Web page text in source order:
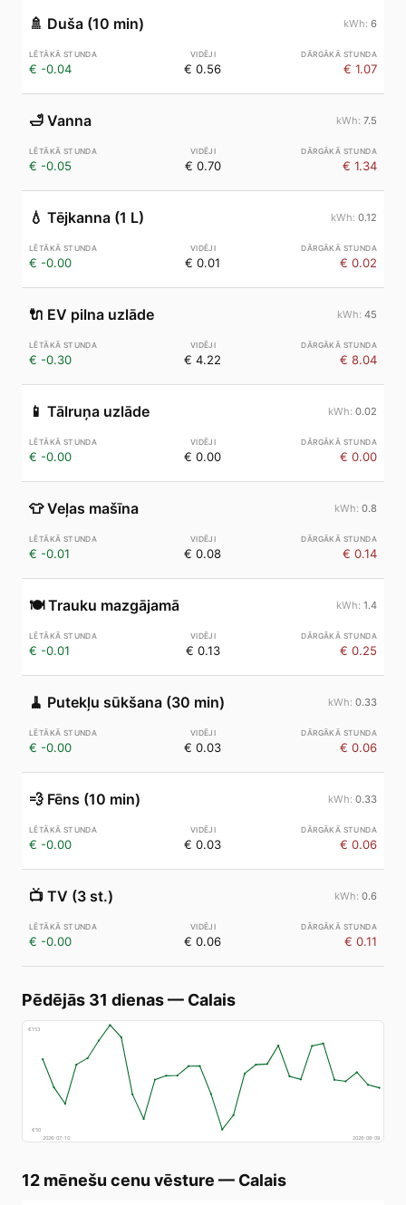
🚿 Duša (10 min) 6
€ -0.04 € 0.56 € 1.07
🛁 Vanna 7.5
€ -0.05 € 0.70 € 1.34
💧 Tējkanna (1 L) 0.12
€ -0.00 € 0.01 € 0.02
🔌 EV pilna uzlāde 45
€ -0.30 € 4.22 € 8.04
📱 Tālruņa uzlāde 0.02
€ -0.00 € 0.00 € 0.00
👕 Veļas mašīna 0.8
€ -0.01 € 0.08 € 0.14
🍽️ Trauku mazgājamā 1.4
€ -0.01 € 0.13 € 0.25
🧹 Putekļu sūkšana (30 min) 0.33
€ -0.00 € 0.03 € 0.06
💨 Fēns (10 min) 0.33
€ -0.00 € 0.03 € 0.06
📺 TV (3 st.) 0.6
€ -0.00 € 0.06 € 0.11
Pēdējās 31 dienas— Calais
€153
€50
2026-07-10
2026-08-09
12 mēnešu cenu vēsture — Calais